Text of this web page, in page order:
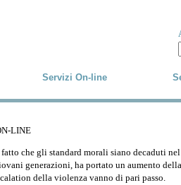
Servizi On-line
LINE
che gli standard morali siano decaduti
generazioni, ha portato un aumento
della violenza vanno di pari passo.